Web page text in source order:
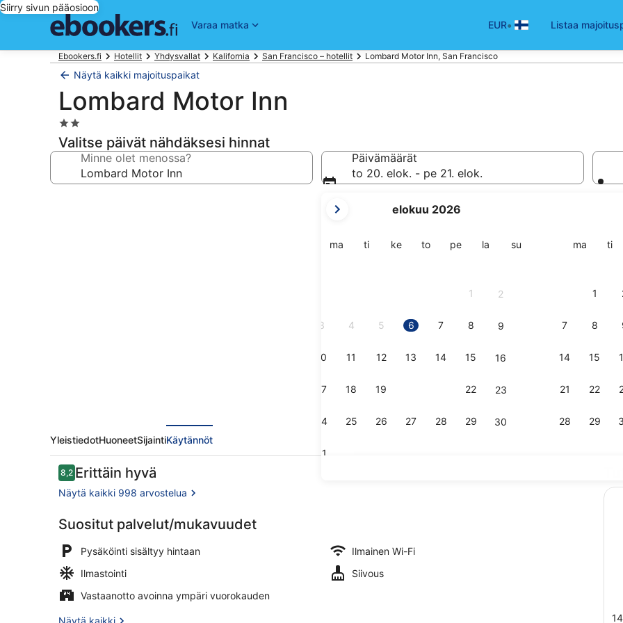
Siirry sivun pääosioon
Varaa matka
EUR• Listaa
Ebookers.fi Hotellit Yhdysvallat Kalifornia San Francisco – hotellit Lombard Motor Inn, San Francisco
Näytä kaikki majoituspaikat
Lombard Motor Inn
2.0
tähden
majoituspaikka
Valitse päivät nähdäksesi hinnat
Minne olet menossa?
Päivämäärät
to 20. elok. - pe 21. elok.
kuukautesi
August
elokuu 2026
mamaanantai
titiistaikekeskiviikko
totorstai
peperjantai
la lauantai
susunnuntai
1 2
3 4 5 6 7 8 9
10 11 12 13 14 15 16
17 18 19 22 23
24 25 26 27 28 29 30
31
ma ti
1
7 8
14 15
21 22
28 29
40–tuumainen taulutelevisio, jossa satelliittikanavat
YleistiedotHuoneetSijaintiKäytännöt
Arvostelut
8,28,2 kautta 10.
Erittäin hyvä
Näytä kaikki 998 arvostelua
Suositut palvelut/mukavuudet
Pysäköinti sisältyy hintaan
Ilmainen Wi-Fi
Ilmastointi
Siivous
Vastaanotto avoinna ympäri vuorokauden
Näytä kaikki